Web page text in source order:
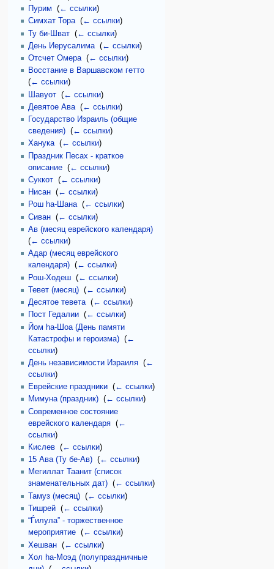
Пурим
(← ссылки)
Симхат Тора‎ (← ссылки)
Ту би-Шват‎ (← ссылки)
День Иерусалима‎ (← ссылки)
Отсчет Омера‎ (← ссылки)
Восстание в Варшавском гетто‎
(← ссылки)
Шавуот‎ (← ссылки)
Девятое Ава‎ (← ссылки)
Государство Израиль (общие
сведения)‎ (← ссылки)
Ханука‎ (← ссылки)
Праздник Песах - краткое
описание‎ (← ссылки)
Суккот‎ (← ссылки)
Нисан‎ (← ссылки)
Рош hа-Шана‎ (← ссылки)
Сиван‎ (← ссылки)
Ав (месяц еврейского календаря)‎
(← ссылки)
Адар (месяц еврейского
календаря)‎ (← ссылки)
Рош-Ходеш‎ (← ссылки)
Тевет (месяц)‎ (← ссылки)
Десятое тевета‎ (← ссылки)
Пост Гедалии‎ (← ссылки)
Йом hа-Шоа (День памяти
Катастрофы и героизма)‎ (←
ссылки)
День независимости Израиля‎ (←
ссылки)
Еврейские праздники‎ (← ссылки)
Мимуна (праздник)‎ (← ссылки)
Современное состояние
еврейского календаря‎ (←
ссылки)
Кислев‎ (← ссылки)
15 Ава (Ту бе-Ав)‎ (← ссылки)
Мегиллат Таанит (список
знаменательных дат)‎ (← ссылки)
Тамуз (месяц)‎ (← ссылки)
Тишрей‎ (← ссылки)
“Ѓилула” - торжественное
мероприятие‎ (← ссылки)
Хешван‎ (← ссылки)
Хол hа-Моэд (полупраздничные